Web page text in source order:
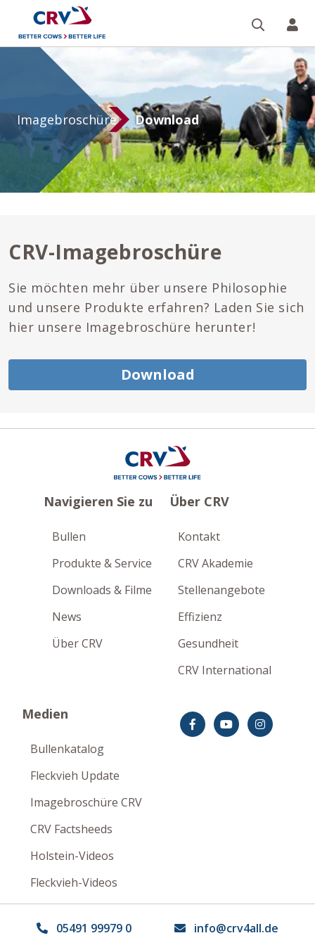
05491 99979 0 info@crv4all.de
Imagebroschüre
Imagebroschüre Download
CRV-Imagebroschüre
Sie möchten mehr über unsere Philosophie
und unsere Produkte erfahren? Laden Sie sich
hier unsere Imagebroschüre herunter!
Download
Navigieren Sie zu
Bullen
Produkte & Service
Downloads & Filme
News
Über CRV
Über CRV
Kontakt
CRV Akademie
Stellenangebote
Effizienz
Gesundheit
CRV International
Medien
Bullenkatalog
Fleckvieh Update
Imagebroschüre CRV
CRV Factsheeds
Holstein-Videos
Fleckvieh-Videos
Impressum